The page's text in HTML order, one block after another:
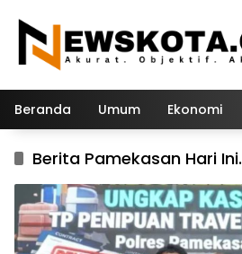
konten
Beranda Umum Ekonomi
Berita Pamekasan Hari Ini.